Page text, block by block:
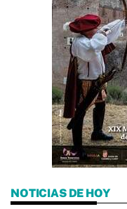
NOTICIAS DE HOY